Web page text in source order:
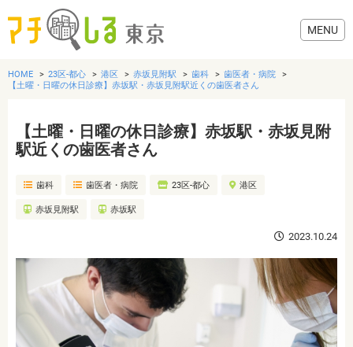
グルメ
美容・健康
おでかけ
生活
HOME 23区-都心 港区 赤坂見附駅 歯科
歯医者・病院
【土曜・日曜の休日診療】赤坂駅・赤坂見附駅近くの歯医者さん
【土曜・日曜の休日診療】赤坂駅・赤坂見附
駅近くの歯医者さん
歯科 歯医者・病院 23区-都心 港区
赤坂見附駅 赤坂駅
2023.10.24